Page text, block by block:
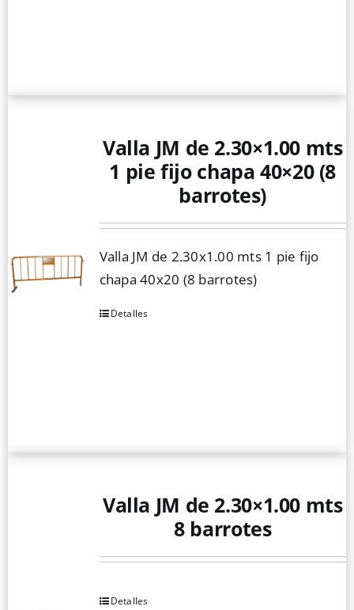
Valla JM de 2.30×1.00 mts
1 pie fijo chapa 40×20 (8
barrotes)
Valla JM de 2.30x1.00 mts 1 pie fijo
chapa 40x20 (8 barrotes)
Detalles
Valla JM de 2.30×1.00 mts
8 barrotes
Detalles